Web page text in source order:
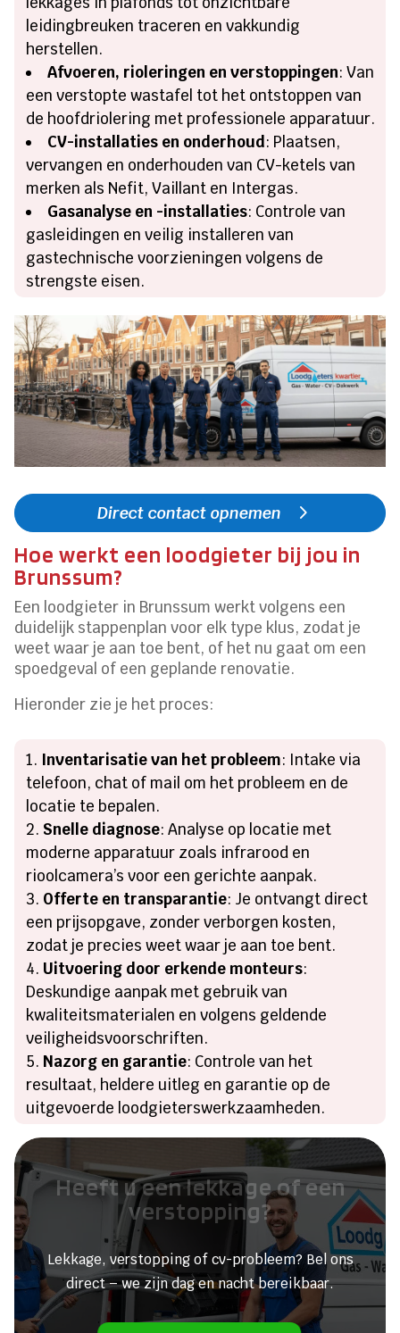
leidingbreuken traceren en vakkundig
herstellen.
Afvoeren, rioleringen en verstoppingen: Van
een verstopte wastafel tot het ontstoppen van
de hoofdriolering met professionele apparatuur.
CV-installaties en onderhoud: Plaatsen,
vervangen en onderhouden van CV-ketels van
merken als Nefit, Vaillant en Intergas.
Gasanalyse en -installaties: Controle van
gasleidingen en veilig installeren van
gastechnische voorzieningen volgens de
strengste eisen.
Direct contact opnemen
Hoe werkt een loodgieter bij jou in
Brunssum?
Een loodgieter in Brunssum werkt volgens een
duidelijk stappenplan voor elk type klus, zodat je
weet waar je aan toe bent, of het nu gaat om een
spoedgeval of een geplande renovatie.
Hieronder zie je het proces:
Inventarisatie van het probleem: Intake via
telefoon, chat of mail om het probleem en de
locatie te bepalen.
Snelle diagnose: Analyse op locatie met
moderne apparatuur zoals infrarood en
rioolcamera’s voor een gerichte aanpak.
Offerte en transparantie: Je ontvangt direct
een prijsopgave, zonder verborgen kosten,
zodat je precies weet waar je aan toe bent.
Uitvoering door erkende monteurs:
Deskundige aanpak met gebruik van
kwaliteitsmaterialen en volgens geldende
veiligheidsvoorschriften.
Nazorg en garantie: Controle van het
resultaat, heldere uitleg en garantie op de
uitgevoerde loodgieterswerkzaamheden.
Heeft u een lekkage of een
verstopping?
Lekkage, verstopping of cv-probleem? Bel ons
direct – we zijn dag en nacht bereikbaar.